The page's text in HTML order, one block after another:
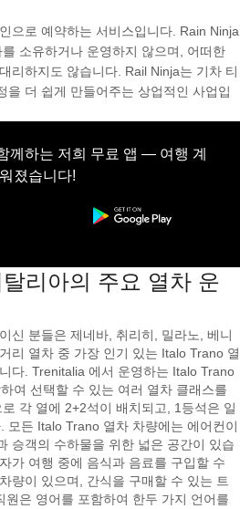
으로 예약하는 서비스입니다. Rain Ninja
소유하거나 운영하지 않으며, 어떠한
리하지도 않습니다. Rail Ninja는 기차 티
을 더 쉽게 만들어주는 상업적인 사업입
께하는 저희 무료 앱 — 여행 계
졌습니다!
리아의 주요 열차 운
신 분들은 제네바, 취리히, 밀라노, 베니
리 열차 중 가장 인기 있는 Italo Trano 열
다. Trenitalia 에서 운영하는 Italo Trano
여 선택할 수 있는 여러 열차 클래스를
각 열에 2+2석이 배치되고, 1등석은 일
모든 Italo Trano 열차 차량에는 에어컨이
승객의 수하물을 위한 넓은 공간이 있습
가 여행 중에 음식과 음료를 구입할 수
량이 있으며, 간식을 구매할 수 있는 트
원은 영어를 포함하여 한두 가지 언어를